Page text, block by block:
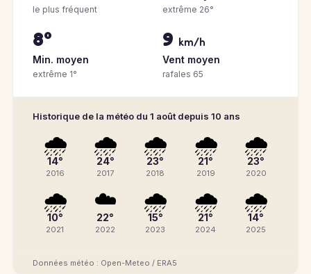
le plus fréquent extrême 26°
8°
Min. moyen
extrême 1°
9 km/h
Vent moyen
rafales 65
Historique de la météo du 1 août depuis 10 ans
🌧️
14°
2016
🌧️
24°
2017
🌧️
23°
2018
🌧️
21°
2019
🌧️
23°
2020
🌧️
10°
2021
☁️
22°
2022
🌧️
15°
2023
🌧️
21°
2024
🌧️
14°
2025
Données météo : Open-Meteo / ERA5